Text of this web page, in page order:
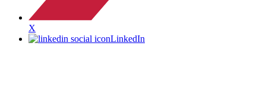
X
LinkedIn